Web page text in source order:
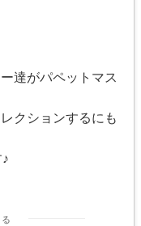
達がパペットマス
クションするにも